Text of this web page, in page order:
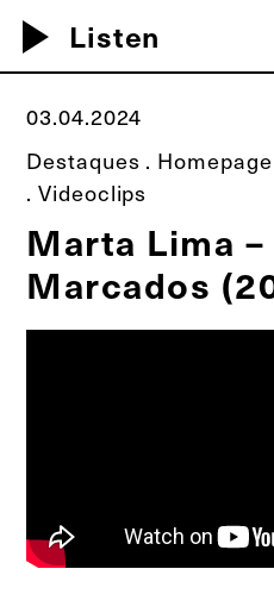
play_arrow Listen
03.04.2024
Destaques . Homepage
.Videoclips
Marta Lima –
Marcados